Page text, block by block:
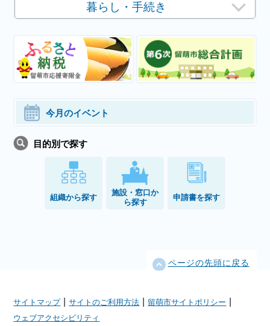
暮らし・手続き
今月のイベント
目的別で探す
組織から探す
施設・窓口か
ら探す
申請書を探す
ページの先頭に戻る
サイトマップ サイトのご利用方法 留萌市サイトポリシー
ウェブアクセシビリティ